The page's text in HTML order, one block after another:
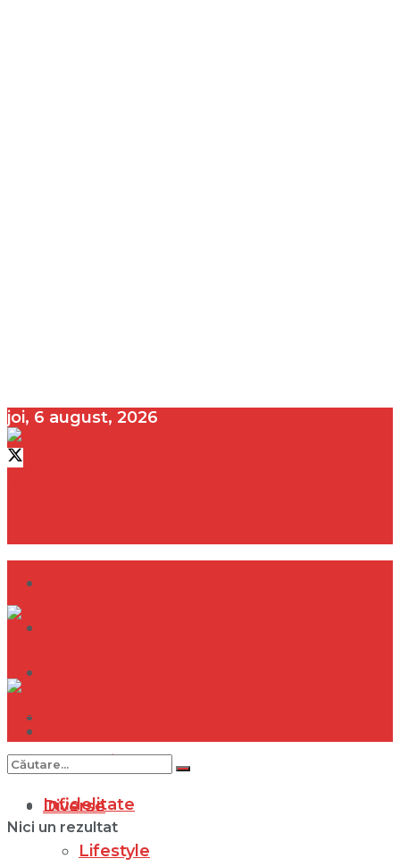
joi, 6 august, 2026
Internațional
Diverse
Lifestyle
Infidelitate
Nici un rezultat